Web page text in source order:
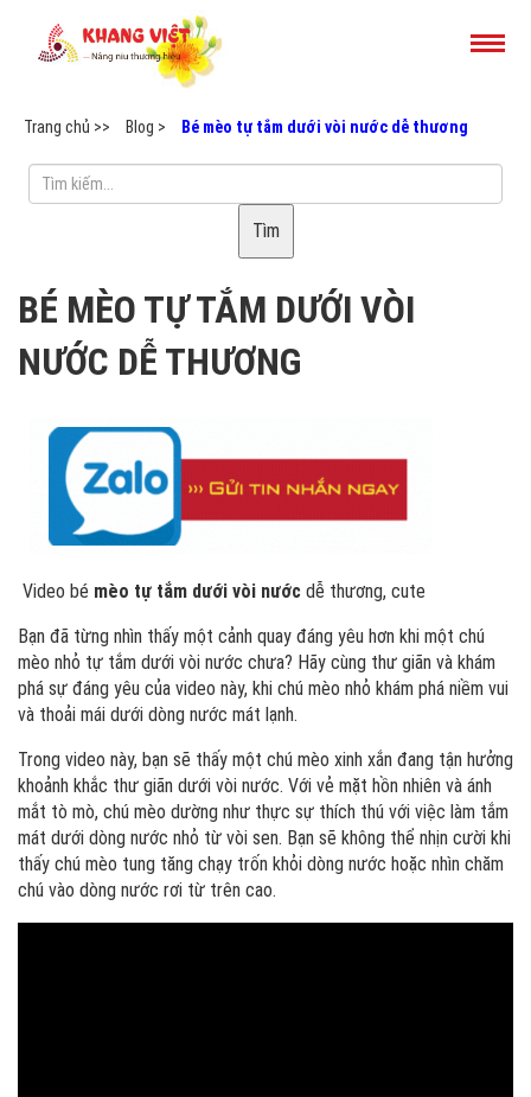
Trang chủ >> Blog > Bé mèo tự tắm dưới vòi nước dễ thương
Tìm
BÉ MÈO TỰ TẮM DƯỚI VÒI
NƯỚC DỄ THƯƠNG
Video bé mèo tự tắm dưới vòi nước dễ thương, cute
Bạn đã từng nhìn thấy một cảnh quay đáng yêu hơn khi một chú
mèo nhỏ tự tắm dưới vòi nước chưa? Hãy cùng thư giãn và khám
phá sự đáng yêu của video này, khi chú mèo nhỏ khám phá niềm vui
và thoải mái dưới dòng nước mát lạnh.
Trong video này, bạn sẽ thấy một chú mèo xinh xắn đang tận hưởng
khoảnh khắc thư giãn dưới vòi nước. Với vẻ mặt hồn nhiên và ánh
mắt tò mò, chú mèo dường như thực sự thích thú với việc làm tắm
mát dưới dòng nước nhỏ từ vòi sen. Bạn sẽ không thể nhịn cười khi
thấy chú mèo tung tăng chạy trốn khỏi dòng nước hoặc nhìn chăm
chú vào dòng nước rơi từ trên cao.